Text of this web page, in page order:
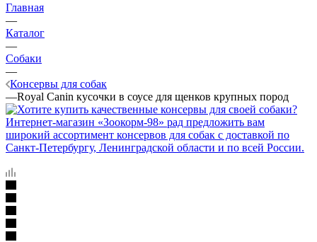
Главная
—
Каталог
—
Собаки
—
Консервы для собак
—Royal Canin кусочки в соусе для щенков крупных пород